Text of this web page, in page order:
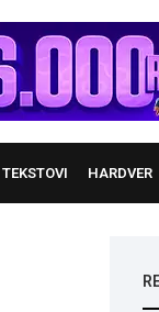
TEKSTOVI HARDVER